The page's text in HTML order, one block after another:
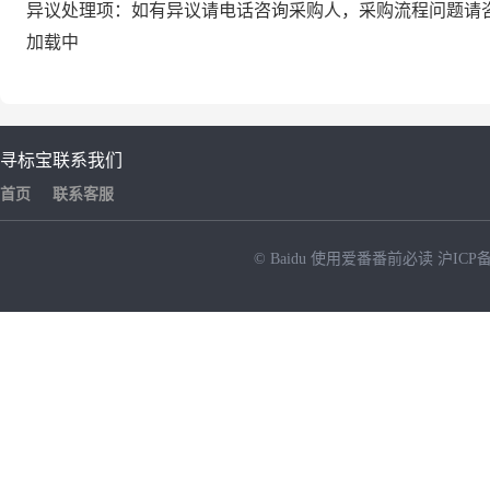
异议处理项： 如有异议请电话咨询采购人，采购流程问题请
加载中
寻标宝
首页
联系我们
联系客服
© Baidu 使用爱番番前必读 沪ICP